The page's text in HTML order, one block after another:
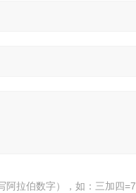
阿拉伯数字），如：三加四=7